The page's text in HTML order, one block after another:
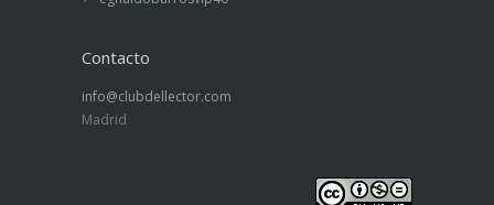
Contacto
info@clubdellector.com
Madrid